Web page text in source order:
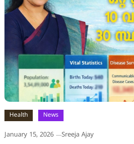
Health News
January 15, 2026 Sreeja Ajay